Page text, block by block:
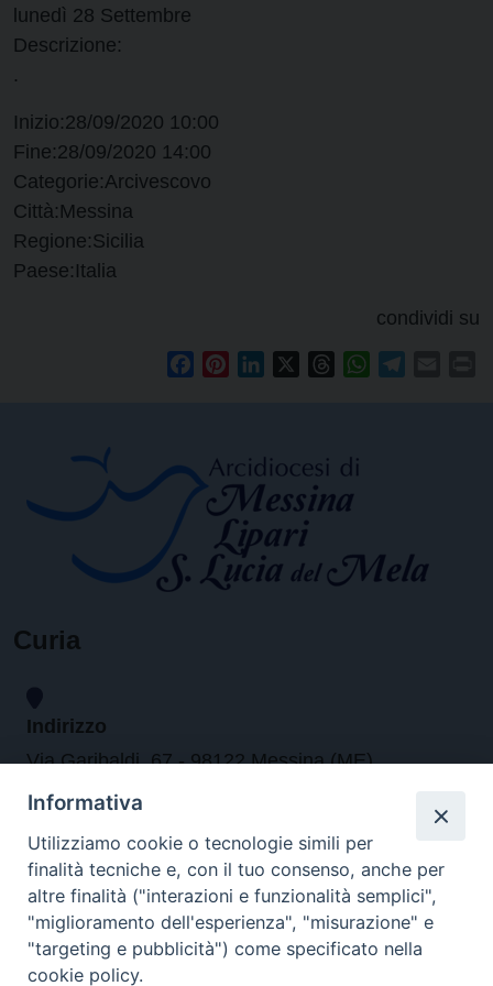
lunedì 28 Settembre
Descrizione:
.
Inizio:28/09/2020 10:00
Fine:28/09/2020 14:00
Categorie:Arcivescovo
Città: Messina
Regione:Sicilia
Paese: Italia
condividi su
FacebookPinterestLinkedIn ThreadsWhatsApp
Curia
Indirizzo
Via Garibaldi, 67 - 98122 Messina (ME)
Orari
da lunedi al venerdi dalle ore 9.30 alle 12.30
Contatti
Informativa
Utilizziamo cookie o tecnologie simili per
finalità tecniche e, con il tuo consenso, anche per
altre finalità ("interazioni e funzionalità semplici",
"miglioramento dell'esperienza", "misurazione" e
"targeting e pubblicità") come specificato nella
cookie policy.